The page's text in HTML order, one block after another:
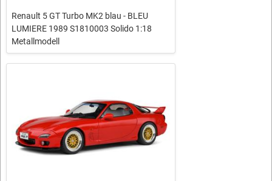
Renault 5 GT Turbo MK2 blau - BLEU
LUMIERE 1989 S1810003 Solido 1:18
Metallmodell